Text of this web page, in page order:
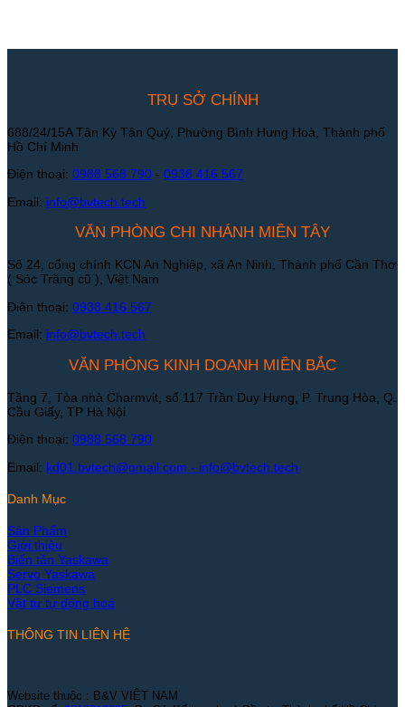
TRỤ SỞ CHÍNH
688/24/15A Tân Kỳ Tân Quý, Phường Bình Hưng Hoà, Thành phố
Hồ Chí Minh
Điện thoại: 0988 568 790 - 0938 416 567
Email: info@bvtech.tech
VĂN PHÒNG CHI NHÁNH MIỀN TÂY
Số 24, cổng chính KCN An Nghiệp, xã An Ninh, Thành phố Cần Thơ
( Sóc Trăng cũ ), Việt Nam
Điện thoại: 0938 416 567
Email: info@bvtech.tech
VĂN PHÒNG KINH DOANH MIỀN BẮC
Tầng 7, Tòa nhà Charmvit, số 117 Trần Duy Hưng, P. Trung Hòa, Q.
Cầu Giấy, TP Hà Nội
Điện thoại: 0988 568 790
Email: kd01.bvtech@gmail.com - info@bvtech.tech
Danh Mục
Sản Phẩm
Giới thiệu
Biến tần Yaskawa
Servo Yaskawa
PLC Siemens
Vật tư tự động hoá
THÔNG TIN LIÊN HỆ
Website thuộc : B&V VIỆT NAM